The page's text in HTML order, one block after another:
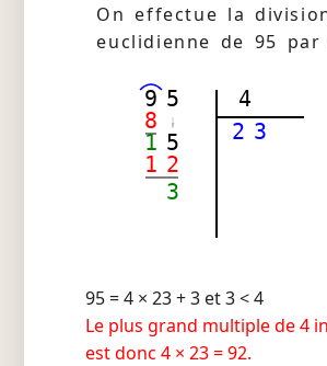
On effectue la
euclidienne de 95
9 5
4
2 3
8
5
1
2
1
3
95 = 4 × 23 + 3 et 3 < 4
Le plus grand multiple de 4
est donc 4 × 23 = 92.